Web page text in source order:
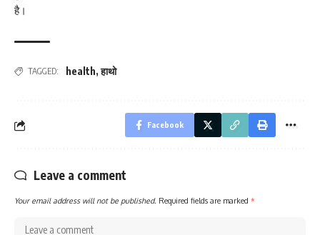
है।
TAGGED: health,हाथो
Facebook
Leave a comment
Your email address will not be published. Required fields are marked *